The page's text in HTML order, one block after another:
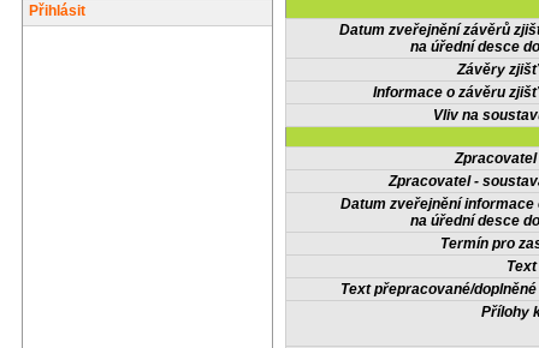
Přihlásit
Datum zveřejnění závěrů
na úřední desce
Závěry
Informace o závěru
Vliv na
Zpracovatel -
Datum zveřejnění informace
na úřední desce
Termín pro
Text přepracované/
Přílohy